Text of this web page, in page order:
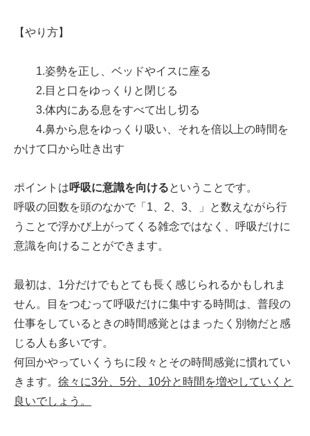
【やり方】
1.姿勢を正し、ベッドやイスに座る
2.目と口をゆっくりと閉じる
3.体内にある息をすべて出し切る
4.鼻から息をゆっくり吸い、それを倍以上の時間を
かけて口から吐き出す
ポイントは呼吸に意識を向けるということです。
呼吸の回数を頭のなかで「1、2、3、」と数えながら行
うことで浮かび上がってくる雑念ではなく、呼吸だけに
意識を向けることができます。
最初は、1分だけでもとても長く感じられるかもしれま
せん。目をつむって呼吸だけに集中する時間は、普段の
仕事をしているときの時間感覚とはまったく別物だと感
じる人も多いです。
何回かやっていくうちに段々とその時間感覚に慣れてい
きます。 徐々に3分、5分、10分と時間を増やしていくと
良いでしょう。